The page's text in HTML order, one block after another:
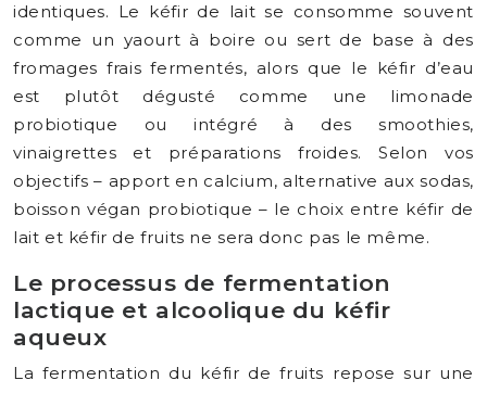
identiques. Le kéfir de lait se consomme souvent
comme un yaourt à boire ou sert de base à des
fromages frais fermentés, alors que le kéfir d’eau
est plutôt dégusté comme une limonade
probiotique ou intégré à des smoothies,
vinaigrettes et préparations froides. Selon vos
objectifs – apport en calcium, alternative aux sodas,
boisson végan probiotique – le choix entre kéfir de
lait et kéfir de fruits ne sera donc pas le même.
Le processus de fermentation
lactique et alcoolique du kéfir
aqueux
La fermentation du kéfir de fruits repose sur une